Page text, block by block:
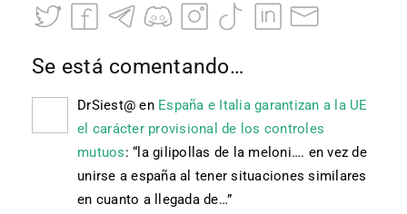
Se está comentando…
DrSiest@ en España e Italia garantizan a la UE
el carácter provisional de los controles
mutuos: “ la gilipollas de la meloni…. en vez de
unirse a españa al tener situaciones similares
en cuanto a llegada de…”